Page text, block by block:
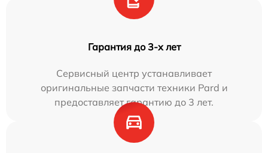
Гарантия до 3-х лет
Сервисный центр устанавливает
оригинальные запчасти техники Pard и
предоставляет гарантию до 3 лет.